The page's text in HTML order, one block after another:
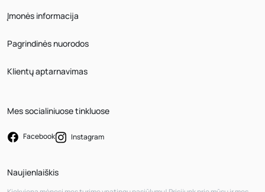
Įmonės informacija
Pagrindinės nuorodos
Klientų aptarnavimas
Mes socialiniuose tinkluose
Facebook Instagram
Naujienlaiškis